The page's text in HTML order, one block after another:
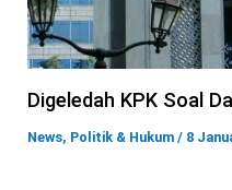
Digeledah KPK Soal
News, Politik & Hukum / 8